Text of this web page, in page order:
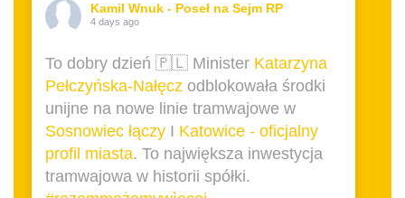
Kamil Wnuk - Poseł na Sejm RP
4 days ago
To dobry dzień 🇵🇱 Minister Katarzyna
Pełczyńska-Nałęcz odblokowała środki
unijne na nowe linie tramwajowe w
Sosnowiec łączy I Katowice - oficjalny
profil miasta. To największa inwestycja
tramwajowa w historii spółki.